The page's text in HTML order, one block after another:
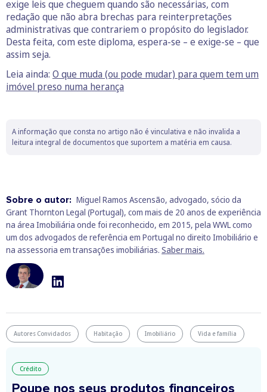
exige leis que cheguem quando são necessárias, com
redação que não abra brechas para reinterpretações
administrativas que contrariem o propósito do legislador.
Desta feita, com este diploma, espera-se – e exige-se – que
assim seja.
Leia ainda: O que muda (ou pode mudar) para quem tem um
imóvel preso numa herança
A informação que consta no artigo não é vinculativa e não invalida a
leitura integral de documentos que suportem a matéria em causa.
Sobre o autor: Miguel Ramos Ascensão, advogado, sócio da
Grant Thornton Legal (Portugal), com mais de 20 anos de experiência
na área Imobiliária onde foi reconhecido, em 2015, pela WWL como
um dos advogados de referência em Portugal no direito Imobiliário e
na assessoria em transações imobiliárias. Saber mais.
Autores Convidados Habitação Imobiliário Vida e família
Crédito
Poupe nos seus produtos financeiros